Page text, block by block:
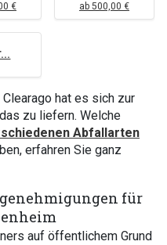
€ ab 500,00 €
hat es sich zur
zu liefern. Welche
Abfallarten
erfahren Sie ganz
für
auf öffentlichem Grund